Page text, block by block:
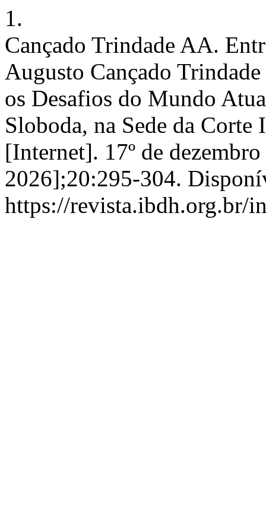
1.
Cançado Trindade AA.
Augusto Cançado
os Desafios do Mundo
Sloboda, na Sede da
[Internet]. 17º de
2026];20:295-304.
https://revista.ibdh.org.br/